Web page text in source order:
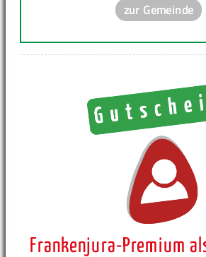
zur Gemeinde
Frankenjura-Premium